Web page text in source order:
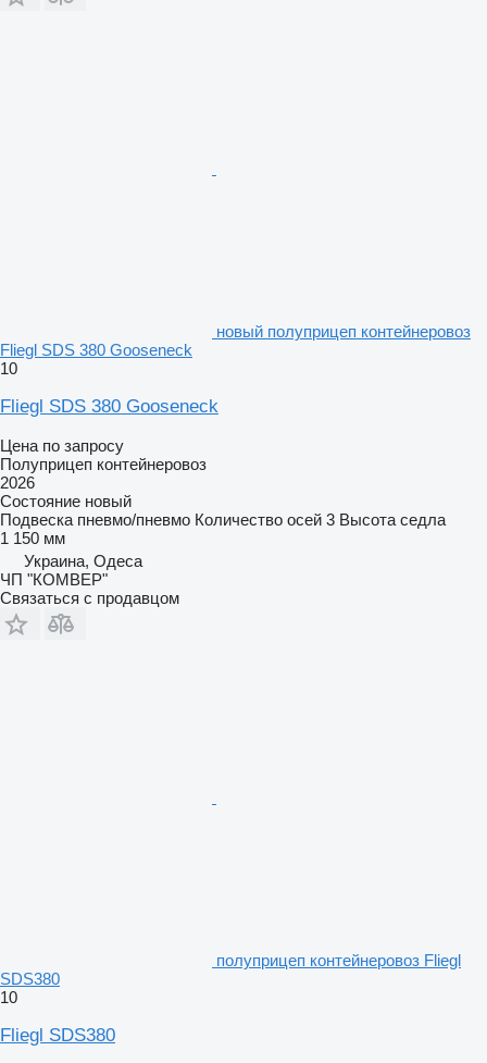
новый полуприцеп контейнеровоз
Fliegl SDS 380 Gooseneck
10
Fliegl SDS 380 Gooseneck
Цена по запросу
Полуприцеп контейнеровоз
2026
Состояние новый
Подвеска пневмо/пневмо Количество осей 3 Высота седла
1 150 мм
Украина, Одеса
ЧП "КОМВЕР"
Связаться с продавцом
полуприцеп контейнеровоз Fliegl
SDS380
10
Fliegl SDS380